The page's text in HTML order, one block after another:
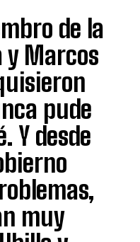
de la
y Marcos
pude
Y desde
muy